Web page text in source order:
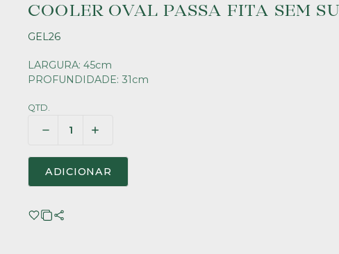
COOLER OVAL PASSA FITA SEM
GEL26
LARGURA: 45cm
PROFUNDIDADE: 31cm
QTD.
ADICIONAR